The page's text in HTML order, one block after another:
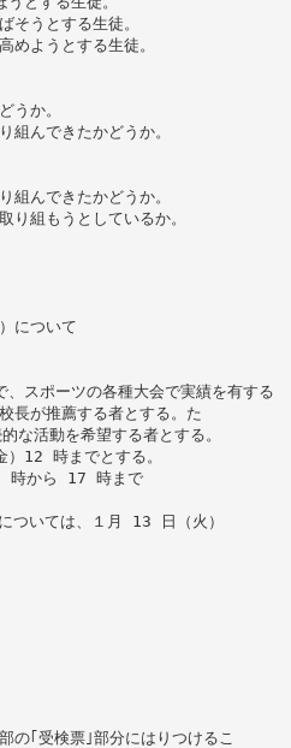
そうとする生徒。
めようとする生徒。
うか。
組んできたかどうか。
組んできたかどうか。
り組もうとしているか。
について
スポーツの各種大会で実績を有する
長が推薦する者とする。た
な活動を希望する者とする。
）12 時までとする。
時から 17 時まで
いては、１月 13 日（火）
｢受検票｣部分にはりつけるこ